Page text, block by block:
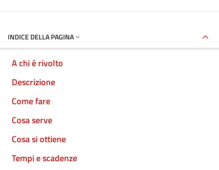
INDICE DELLA PAGINA
A chi è rivolto
Descrizione
Come fare
Cosa serve
Cosa si ottiene
Tempi e scadenze